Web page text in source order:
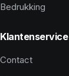
Bedrukking
Klantenservice
Contact